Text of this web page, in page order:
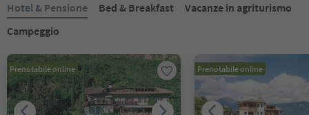
Hotel & Pensione Bed & Breakfast
Vacanze in agriturismo
Campeggio
Prenotabile online Prenotabile online